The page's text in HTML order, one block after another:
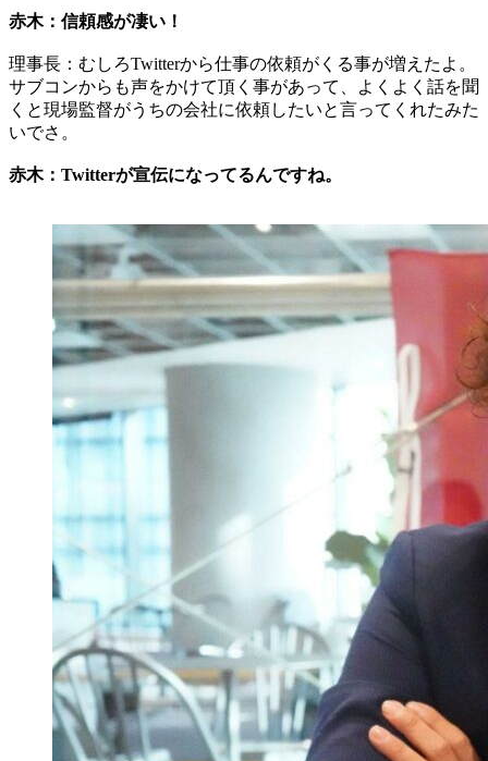
赤木：信頼感が凄い！
理事長：むしろTwitterから仕事の依頼がくる事が増えたよ。
サブコンからも声をかけて頂く事があって、よくよく話を聞
くと現場監督がうちの会社に依頼したいと言ってくれたみた
いでさ。
赤木：Twitterが宣伝になってるんですね。